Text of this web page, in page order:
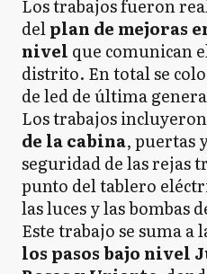
Los trabajos fueron
delplan de mejoras
nivel que comunican
distrito. En total se
de led de última
Los trabajos
de la cabina, puertas
seguridad de las rejas
punto del tablero
las luces y las bombas
Este trabajo se suma a
los pasos bajo nivel